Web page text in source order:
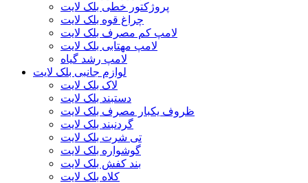
پروژکتور خطی بلک لایت
چراغ قوه بلک لایت
لامپ کم مصرف بلک لایت
لامپ مهتابی بلک لایت
لامپ رشد گیاه
لوازم جانبی بلک لایت
لاک بلک لایت
دستبند بلک لایت
ظروف یکبار مصرف بلک لایت
گردنبند بلک لایت
تی شرت بلک لایت
گوشواره بلک لایت
بند کفش بلک لایت
کلاه بلک لایت